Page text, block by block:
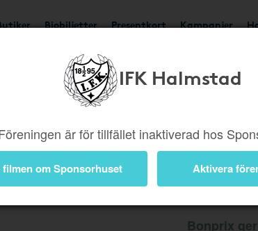
Biobiljetter Presentkort Kampanjer
IFK Halmstad
är för tillfället inaktiverad hos
filmen om Sponsorhuset Aktivera
Bonprix